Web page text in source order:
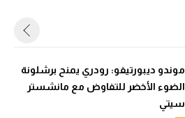
موندو ديبورتيفو: رودري يمنح برشلونة
الضوء الأخضر للتفاوض مع مانشستر
سيتي